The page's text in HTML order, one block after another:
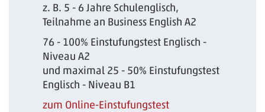
z. B. 5 - 6 Jahre Schulenglisch,
Teilnahme an Business English A2
76 - 100% Einstufungstest Englisch -
Niveau A2
und maximal 25 - 50% Einstufungstest
Englisch - Niveau B1
zum Online-Einstufungstest